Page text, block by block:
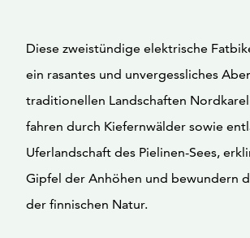
Diese zweistündige elektrische
ein rasantes und unvergessliches
traditionellen Landschaften
fahren durch Kiefernwälder sowie
Uferlandschaft des Pielinen-Sees,
Gipfel der Anhöhen und bewundern
der finnischen Natur.